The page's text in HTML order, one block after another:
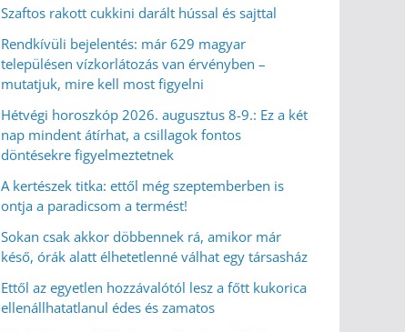
Szaftos rakott cukkini darált hússal és sajttal
Rendkívüli bejelentés: már 629 magyar
településen vízkorlátozás van érvényben –
mutatjuk, mire kell most figyelni
Hétvégi horoszkóp 2026. augusztus 8-9.: Ez a két
nap mindent átírhat, a csillagok fontos
döntésekre figyelmeztetnek
A kertészek titka: ettől még szeptemberben is
ontja a paradicsom a termést!
Sokan csak akkor döbbennek rá, amikor már
késő, órák alatt élhetetlenné válhat egy társasház
Ettől az egyetlen hozzávalótól lesz a főtt kukorica
ellenállhatatlanul édes és zamatos